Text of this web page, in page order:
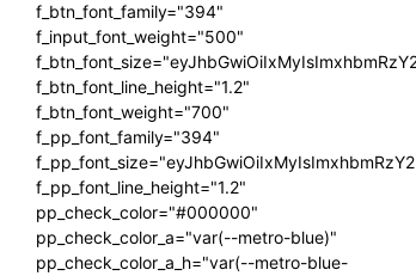
f_btn_font_family="394"
f_input_font_weight="500"
f_btn_font_line_height="1.2"
f_btn_font_weight="700"
f_pp_font_family="394"
f_pp_font_line_height="1.2"
pp_check_color="#000000"
pp_check_color_a="var(--metro-blue)"
pp_check_color_a_h="var(--metro-blue-